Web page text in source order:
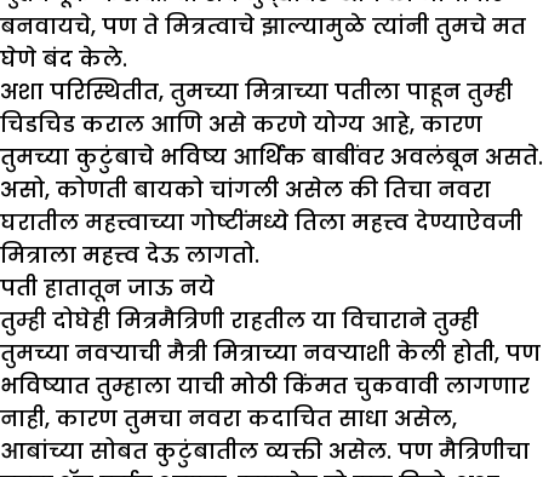
बनवायचे, पण ते मित्रत्वाचे झाल्यामुळे त्यांनी तुमचे मत
घेणे बंद केले.
अशा परिस्थितीत, तुमच्या मित्राच्या पतीला पाहून तुम्ही
चिडचिड कराल आणि असे करणे योग्य आहे, कारण
तुमच्या कुटुंबाचे भविष्य आर्थिक बाबींवर अवलंबून असते.
असो, कोणती बायको चांगली असेल की तिचा नवरा
घरातील महत्त्वाच्या गोष्टींमध्ये तिला महत्त्व देण्याऐवजी
मित्राला महत्त्व देऊ लागतो.
पती हातातून जाऊ नये
तुम्ही दोघेही मित्रमैत्रिणी राहतील या विचाराने तुम्ही
तुमच्या नवऱ्याची मैत्री मित्राच्या नवऱ्याशी केली होती, पण
भविष्यात तुम्हाला याची मोठी किंमत चुकवावी लागणार
नाही, कारण तुमचा नवरा कदाचित साधा असेल,
आबांच्या सोबत कुटुंबातील व्यक्ती असेल. पण मैत्रिणीचा